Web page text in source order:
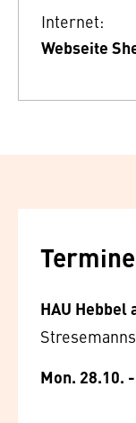
Internet:
Webseite
Termine
HAU Hebbel
Mon. 28.10.